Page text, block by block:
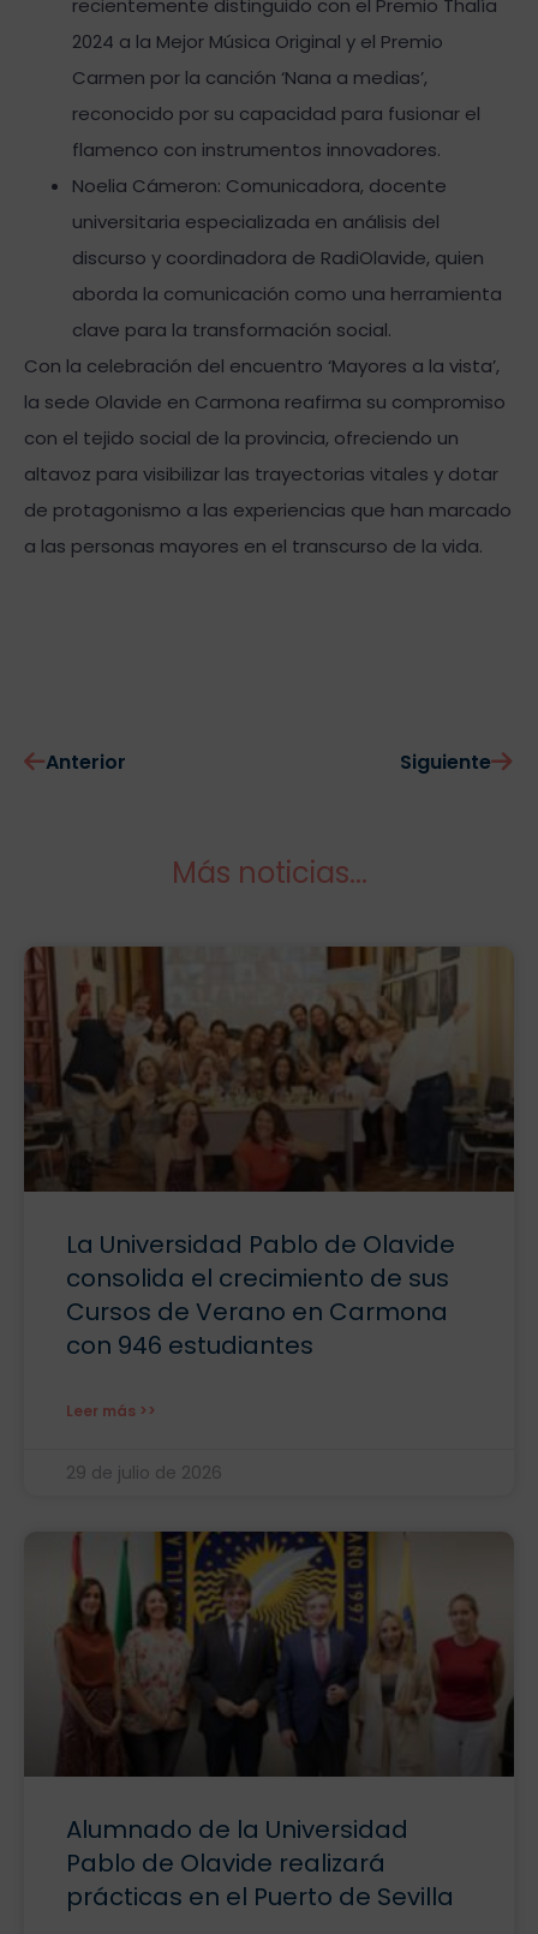
recientemente distinguido con el Premio Thalía
2024 a la Mejor Música Original y el Premio
Carmen por la canción ‘Nana a medias’,
reconocido por su capacidad para fusionar el
flamenco con instrumentos innovadores.
Noelia Cámeron: Comunicadora, docente
universitaria especializada en análisis del
discurso y coordinadora de RadiOlavide, quien
aborda la comunicación como una herramienta
clave para la transformación social.
Con la celebración del encuentro ‘Mayores a la vista’,
la sede Olavide en Carmona reafirma su compromiso
con el tejido social de la provincia, ofreciendo un
altavoz para visibilizar las trayectorias vitales y dotar
de protagonismo a las experiencias que han marcado
a las personas mayores en el transcurso de la vida.
Anterior Siguiente
Más noticias...
La Universidad Pablo de Olavide
consolida el crecimiento de sus
Cursos de Verano en Carmona
con 946 estudiantes
Leer más >>
29 de julio de 2026
Alumnado de la Universidad
Pablo de Olavide realizará
prácticas en el Puerto de Sevilla